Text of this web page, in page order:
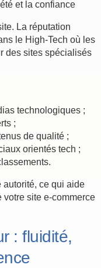
et la confiance
La réputation
le High-Tech où les
des sites spécialisés
technologiques ;
;
de qualité ;
orientés tech ;
autorité, ce qui aide
site e-commerce
: fluidité,